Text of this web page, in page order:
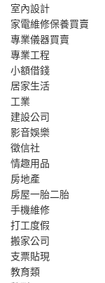
室內設計
家電維修保養買賣
專業儀器買賣
專業工程
小額借錢
居家生活
工業
建設公司
影音娛樂
徵信社
情趣用品
房地產
房屋一胎二胎
手機維修
打工度假
搬家公司
支票貼現
教育類